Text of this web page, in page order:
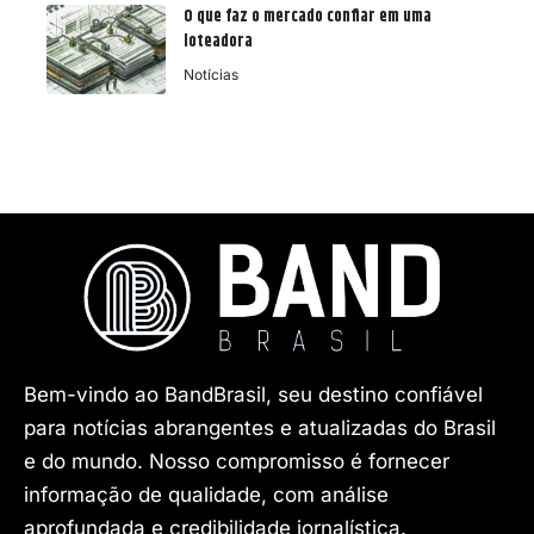
O que faz o mercado confiar em uma
loteadora
Notícias
Bem-vindo ao BandBrasil, seu destino confiável
para notícias abrangentes e atualizadas do Brasil
e do mundo. Nosso compromisso é fornecer
informação de qualidade, com análise
aprofundada e credibilidade jornalística.